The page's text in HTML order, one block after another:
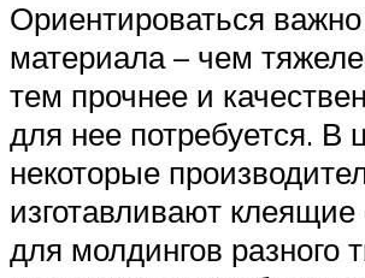
Ориентироваться
материала – чем
тем прочнее и
для нее потребуется. В
некоторые
изготавливают клеящие
для молдингов разного